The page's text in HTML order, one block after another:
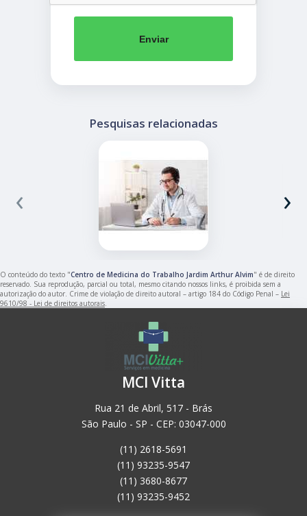
Enviar
Pesquisas relacionadas
‹ ›
O conteúdo do texto "Centro de Medicina do Trabalho Jardim Arthur Alvim" é de direito
reservado. Sua reprodução, parcial ou total, mesmo citando nossos links, é proibida sem a
autorização do autor. Crime de violação de direito autoral – artigo 184 do Código Penal – Lei
9610/98 - Lei de direitos autorais.
MCI Vitta
Rua 21 de Abril, 517 - Brás
São Paulo - SP - CEP: 03047-000
(11) 2618-5691
(11) 93235-9547
(11) 3680-8677
(11) 93235-9452